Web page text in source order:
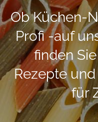
Ob Küchen-
Profi -auf
finden
Rezepte
für